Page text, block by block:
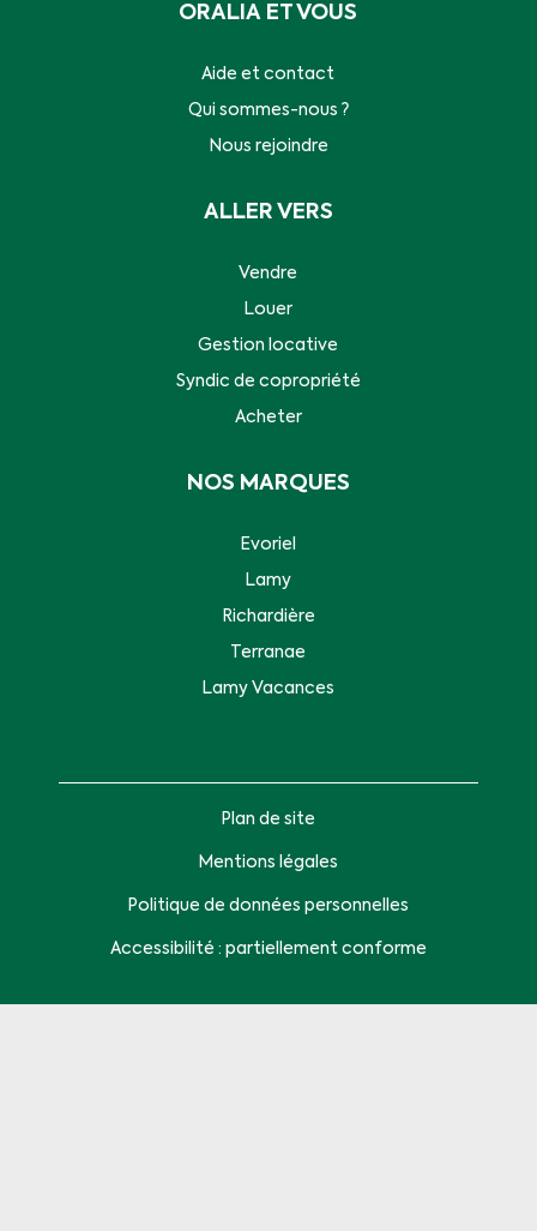
ORALIA ET VOUS
Aide et contact
Qui sommes-nous ?
Nous rejoindre
ALLER VERS
Vendre
Louer
Gestion locative
Syndic de copropriété
Acheter
NOS MARQUES
Evoriel
Lamy
Richardière
Terranae
Lamy Vacances
Plan de site
Mentions légales
Politique de données personnelles
Accessibilité : partiellement conforme